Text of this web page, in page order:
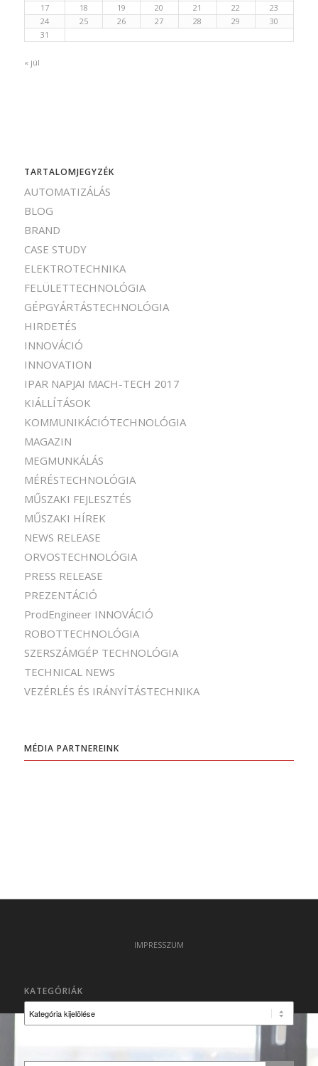
17
18 19 20 21 22
23
24
25 26 27 28 29
30
31
« júl
TARTALOMJEGYZÉK
AUTOMATIZÁLÁS
BLOG
BRAND
CASE STUDY
ELEKTROTECHNIKA
FELÜLETTECHNOLÓGIA
GÉPGYÁRTÁSTECHNOLÓGIA
HIRDETÉS
INNOVÁCIÓ
INNOVATION
IPAR NAPJAI MACH-TECH 2017
KIÁLLÍTÁSOK
KOMMUNIKÁCIÓTECHNOLÓGIA
MAGAZIN
MEGMUNKÁLÁS
MÉRÉSTECHNOLÓGIA
MŰSZAKI FEJLESZTÉS
MŰSZAKI HÍREK
NEWS RELEASE
ORVOSTECHNOLÓGIA
PRESS RELEASE
PREZENTÁCIÓ
ProdEngineer INNOVÁCIÓ
ROBOTTECHNOLÓGIA
SZERSZÁMGÉP TECHNOLÓGIA
TECHNICAL NEWS
VEZÉRLÉS ÉS IRÁNYÍTÁSTECHNIKA
MÉDIA PARTNEREINK
IMPRESSZUM
KATEGÓRIÁK